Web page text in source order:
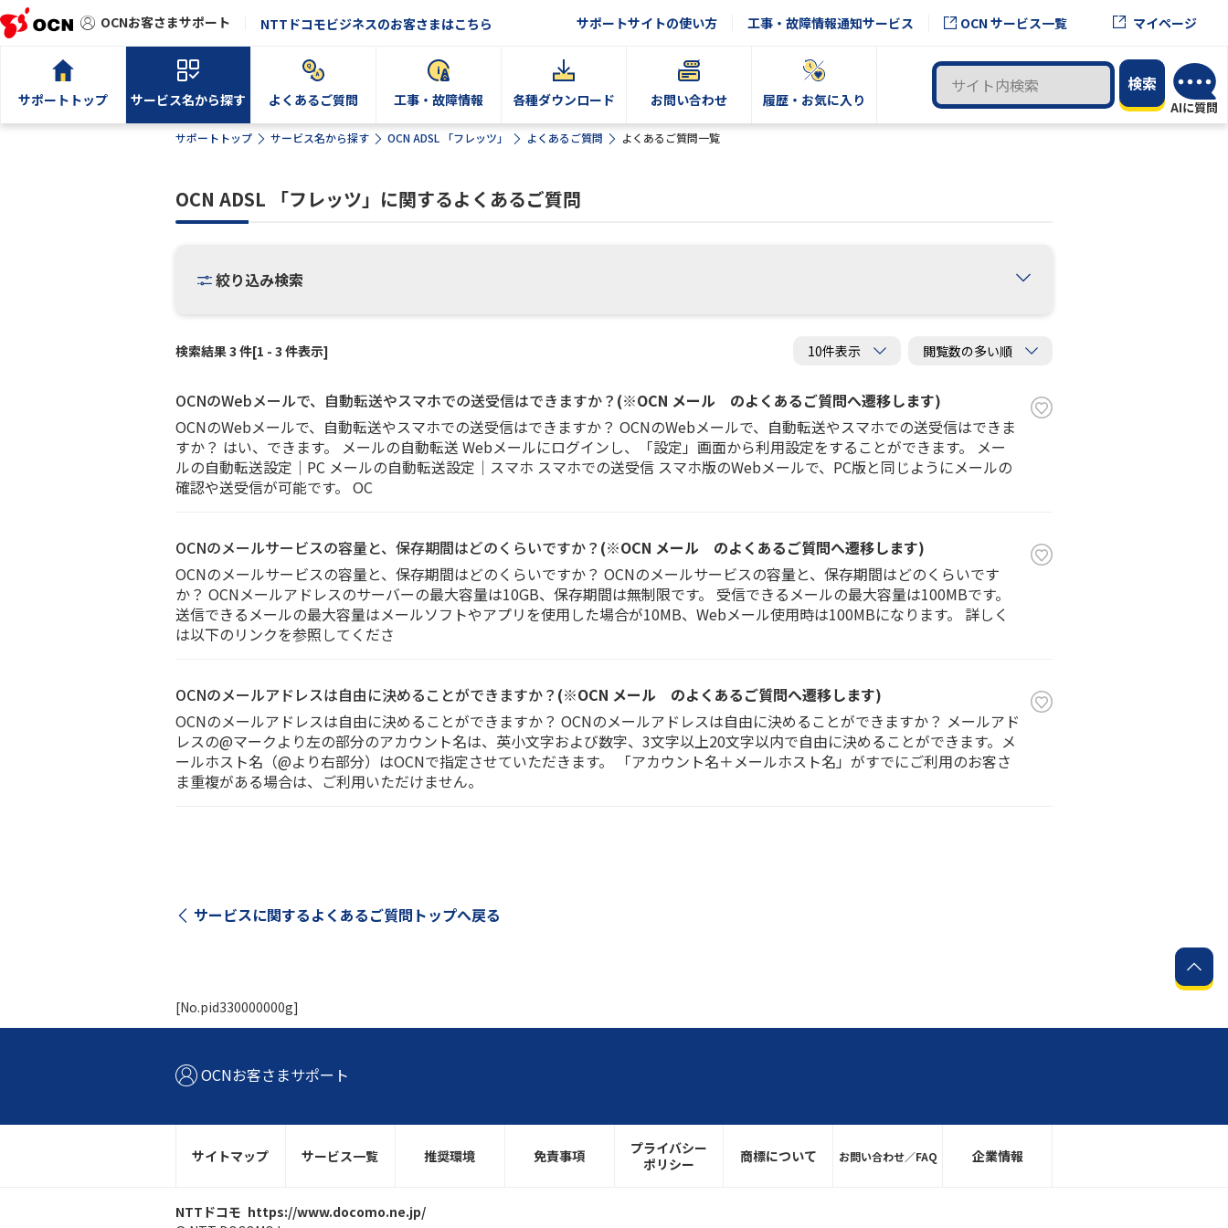
OCNお客さまサポート NTTドコモビジネスのお客さまはこちら サポートサイトの使い方 工事・故障情報通知サービス OCN サービス一覧 マイページ
サポートトップ サービス名から探す よくあるご質問 工事・故障情報 各種ダウンロード お問い合わせ 履歴・お気に入り
サポートトップ サービス名から探す OCN ADSL 「フレッツ」 よくあるご質問 よくあるご質問一覧
OCN ADSL 「フレッツ」に関するよくあるご質問
絞り込み検索
検索結果 3 件[1 - 3 件表示]
OCNのWebメールで、自動転送やスマホでの送受信はできますか？ (※OCN メール のよくあるご質問へ遷移します)
OCNのWebメールで、自動転送やスマホでの送受信はできますか？ OCNのWebメールで、自動転送やスマホでの送受信はできま
すか？ はい、できます。 メールの自動転送 Webメールにログインし、「設定」画面から利用設定をすることができます。 メー
ルの自動転送設定｜PC メールの自動転送設定｜スマホ スマホでの送受信 スマホ版のWebメールで、PC版と同じようにメールの
確認や送受信が可能です。 OC
OCNのメールサービスの容量と、保存期間はどのくらいですか？ (※OCN メール のよくあるご質問へ遷移します)
OCNのメールサービスの容量と、保存期間はどのくらいですか？ OCNのメールサービスの容量と、保存期間はどのくらいです
か？ OCNメールアドレスのサーバーの最大容量は10GB、保存期間は無制限です。 受信できるメールの最大容量は100MBです。
送信できるメールの最大容量はメールソフトやアプリを使用した場合が10MB、Webメール使用時は100MBになります。 詳しく
は以下のリンクを参照してくださ
OCNのメールアドレスは自由に決めることができますか？ (※OCN メール のよくあるご質問へ遷移します)
OCNのメールアドレスは自由に決めることができますか？ OCNのメールアドレスは自由に決めることができますか？ メールアド
レスの@マークより左の部分のアカウント名は、英小文字および数字、3文字以上20文字以内で自由に決めることができます。メ
ールホスト名（@より右部分）はOCNで指定させていただきます。 「アカウント名＋メールホスト名」がすでにご利用のお客さ
ま重複がある場合は、ご利用いただけません。
サービスに関するよくあるご質問トップへ戻る
[No.pid330000000g]
OCNお客さまサポート
サイトマップ サービス一覧 推奨環境 免責事項
プライバシー
ポリシー
商標について お問い合わせ／FAQ 企業情報
NTTドコモ https://www.docomo.ne.jp/